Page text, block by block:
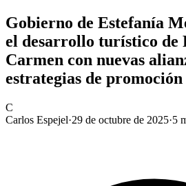
Gobierno de Estefanía
el desarrollo turístico de
Carmen con nuevas
estrategias de promoción
C
Carlos Espejel·29 de octubre de 2025·5